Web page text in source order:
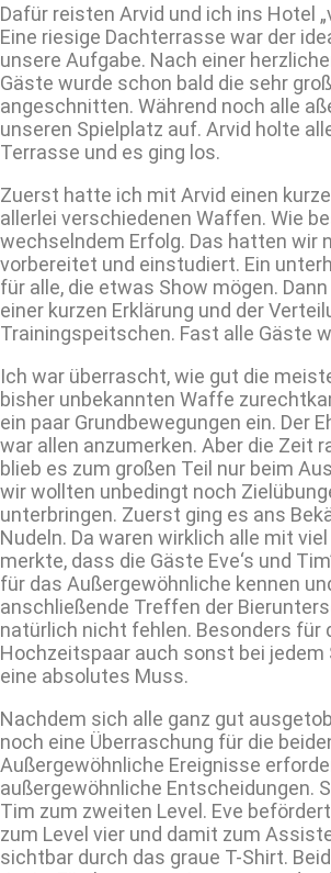
Dafür reisten Arvid und ich ins Hotel
Eine riesige Dachterrasse war der
unsere Aufgabe. Nach einer
Gäste wurde schon bald die sehr
angeschnitten. Während noch alle
unseren Spielplatz auf. Arvid holte
Terrasse und es ging los.
Zuerst hatte ich mit Arvid einen
allerlei verschiedenen Waffen. Wie
wechselndem Erfolg. Das hatten wir
vorbereitet und einstudiert. Ein
für alle, die etwas Show mögen.
einer kurzen Erklärung und der
Trainingspeitschen. Fast alle Gäste
Ich war überrascht, wie gut die
bisher unbekannten Waffe
ein paar Grundbewegungen ein. Der
war allen anzumerken. Aber die Zeit
blieb es zum großen Teil nur beim
wir wollten unbedingt noch
unterbringen. Zuerst ging es ans
Nudeln. Da waren wirklich alle mit viel
merkte, dass die Gäste Eve‘s und
für das Außergewöhnliche kennen
anschließende Treffen der
natürlich nicht fehlen. Besonders für
Hochzeitspaar auch sonst bei jedem
eine absolutes Muss.
Nachdem sich alle ganz gut
noch eine Überraschung für die
Außergewöhnliche Ereignisse
außergewöhnliche Entscheidungen.
Tim zum zweiten Level. Eve
zum Level vier und damit zum
sichtbar durch das graue T-Shirt.